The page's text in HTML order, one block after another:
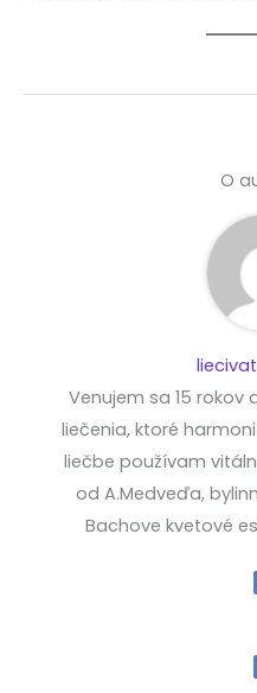
O
Venujem sa 15
liečenia, ktoré
liečbe používam
od A.Medveďa,
Bachove kvetové